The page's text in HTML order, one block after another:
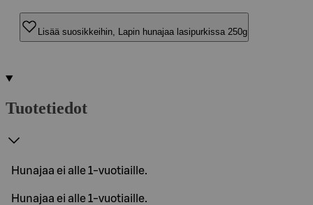
Lisää suosikkeihin, Lapin hunajaa lasipurkissa 250g
Tuotetiedot
Hunajaa ei alle 1-vuotiaille.
Hunajaa ei alle 1-vuotiaille.